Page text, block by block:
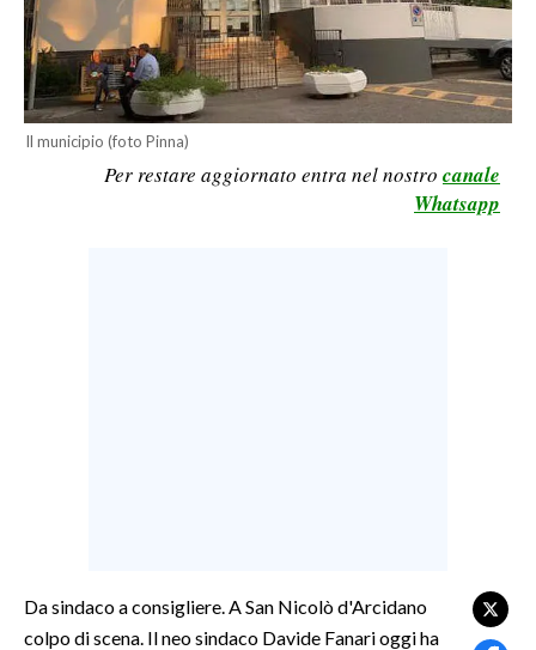
SERVIZI ALLE IMPRESE
LAVORO
BANDI
SPORT IN SARDEGNA
SPETTACOLI
Il municipio (foto Pinna)
Per restare aggiornato entra nel nostro canale
Whatsapp
Da sindaco a consigliere. A San Nicolò d'Arcidano
colpo di scena. Il neo sindaco Davide Fanari oggi ha